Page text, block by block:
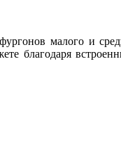
малого и
благодаря